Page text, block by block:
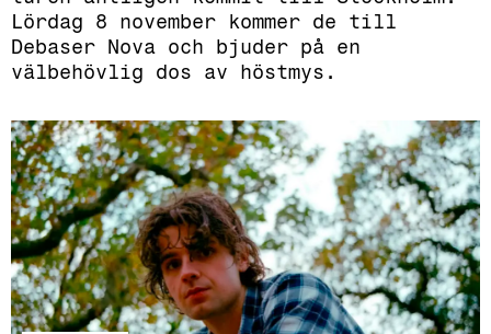
Lördag 8 november kommer de till
Debaser Nova och bjuder på en
välbehövlig dos av höstmys.